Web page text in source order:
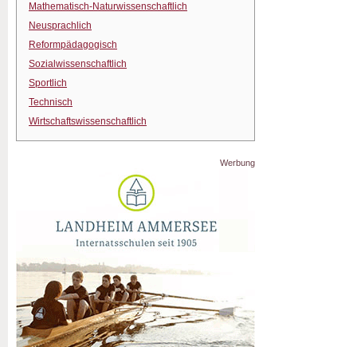
Mathematisch-Naturwissenschaftlich
Neusprachlich
Reformpädagogisch
Sozialwissenschaftlich
Sportlich
Technisch
Wirtschaftswissenschaftlich
Werbung